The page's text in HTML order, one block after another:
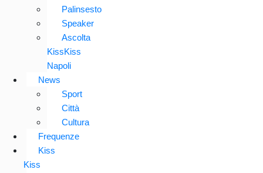
Palinsesto
Speaker
Ascolta
KissKiss
Napoli
News
Sport
Città
Cultura
Frequenze
Kiss
Kiss